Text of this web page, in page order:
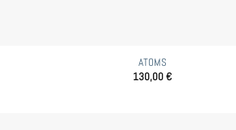
ATOMS
130,00€